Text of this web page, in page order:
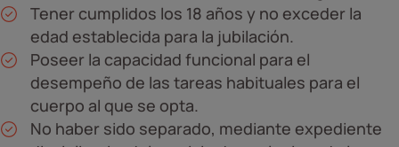
Tener cumplidos los 18 años y no exceder la
edad establecida para la jubilación.
Poseer la capacidad funcional para el
desempeño de las tareas habituales para el
cuerpo al que se opta.
No haber sido separado, mediante expediente